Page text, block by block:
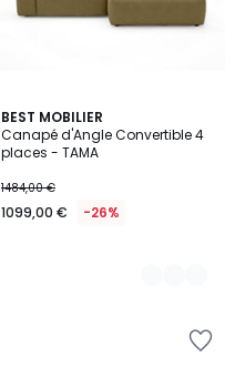
BEST MOBILIER
Canapé d'Angle Convertible 4
places - TAMA
1484,00 €
1099,00 € -26%
6
Couleurs